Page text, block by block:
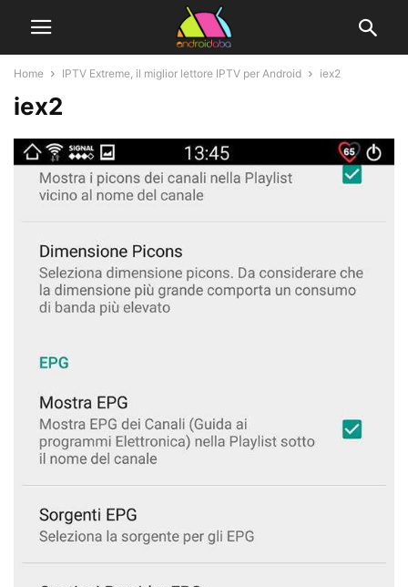
Home IPTV Extreme, il miglior lettore IPTV per Android iex2
iex2